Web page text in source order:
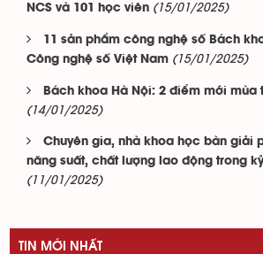
NCS và 101 học viên (15/01/2025)
11 sản phẩm công nghệ số Bách
Công nghệ số Việt Nam (15/01/2025)
Bách khoa Hà Nội: 2 điểm mới mùa
(14/01/2025)
Chuyên gia, nhà khoa học bàn giải
năng suất, chất lượng lao động trong
(11/01/2025)
TIN MỚI NHẤT